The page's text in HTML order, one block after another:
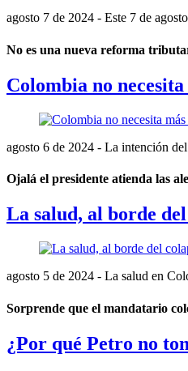
agosto 7 de 2024 - Este 7 de
No es una nueva reforma
Colombia no
agosto 6 de 2024 - La intención del
Ojalá el presidente atienda las
La salud, al borde
agosto 5 de 2024 - La salud en
Sorprende que el mandatario
¿Por qué Petro no